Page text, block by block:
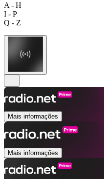
A - H
I - P
Q - Z
Mais informações
Mais informações